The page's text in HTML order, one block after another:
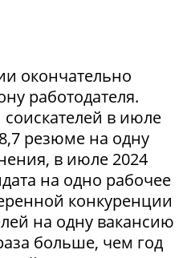
окончательно
работодателя.
в июле
резюме на одну
в июле 2024
на одно рабочее
конкуренции
на одну вакансию
больше, чем год